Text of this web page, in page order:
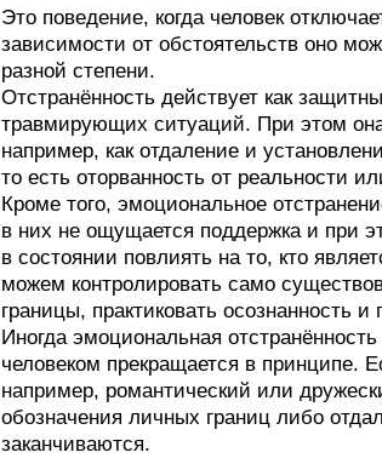
Это поведение, когда человек
зависимости от обстоятельств оно
разной степени.
Отстранённость действует как
травмирующих ситуаций. При этом
например, как отдаление и
то есть оторванность от реальности
Кроме того, эмоциональное
в них не ощущается поддержка и при
в состоянии повлиять на то, кто
можем контролировать само
границы, практиковать осознанность
Иногда эмоциональная
человеком прекращается в
например, романтический или
обозначения личных границ либо
заканчиваются.